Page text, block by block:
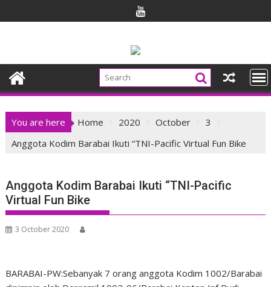
to
You are here Home 2020 October
3
Anggota Kodim Barabai Ikuti “TNI-Pacific Virtual Fun Bike
Anggota Kodim Barabai Ikuti “TNI-Pacific
Virtual Fun Bike
3 October 2020
BARABAI-PW:Sebanyak 7 orang anggota Kodim 1002/Barabai